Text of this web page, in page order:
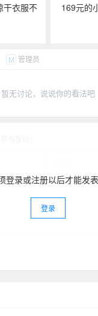
干衣服不
169元的
M 管理员
暂无讨论，说说你的看法吧
登录或注册以后才能发
登录